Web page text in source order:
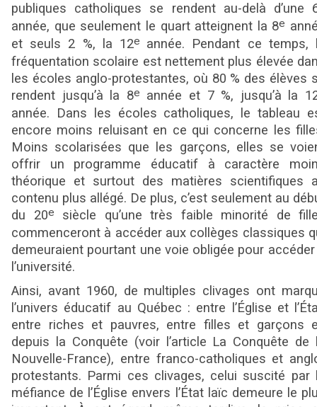
publiques catholiques se rendent au-delà d’une
année, que seulement le quart atteignent la 8e
et seuls 2 %, la 12e année. Pendant ce temps,
fréquentation scolaire est nettement plus élevée
les écoles anglo-protestantes, où 80 % des élèves
rendent jusqu’à la 8e
année et 7 %, jusqu’à la
année. Dans les écoles catholiques, le tableau
encore moins reluisant en ce qui concerne les
Moins scolarisées que les garçons, elles se
offrir un programme éducatif à caractère
théorique et surtout des matières scientifiques
contenu plus allégé. De plus, c’est seulement au
du 20e
siècle qu’une très faible minorité de
commenceront à accéder aux collèges classiques
demeuraient pourtant une voie obligée pour
l’université.
Ainsi, avant 1960, de multiples clivages ont
l’univers éducatif au Québec : entre l’Église et
entre riches et pauvres, entre filles et garçons
depuis la Conquête (voir l’article La Conquête de
Nouvelle-France), entre franco-catholiques et
protestants. Parmi ces clivages, celui suscité par
méfiance de l’Église envers l’État laïc demeure le